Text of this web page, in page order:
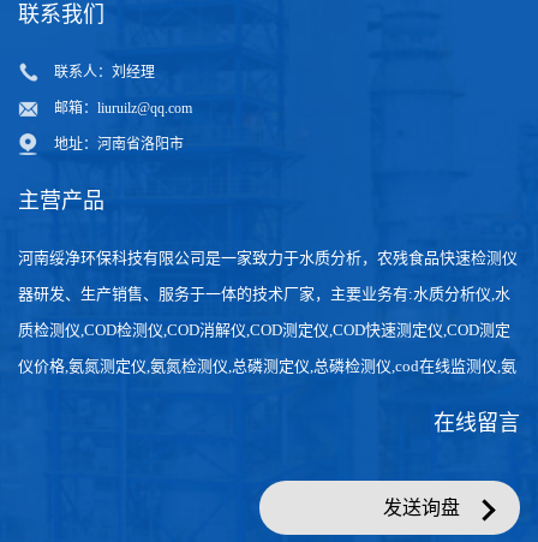
联系我们
联系人：刘经理
邮箱： liuruilz@qq.com
地址：河南省洛阳市
主营产品
河南绥净环保科技有限公司是一家致力于水质分析，农残食品快速检测仪
器研发、生产销售、服务于一体的技术厂家，主要业务有:水质分析仪,水
质检测仪,COD检测仪,COD消解仪,COD测定仪,COD快速测定仪,COD测定
仪价格,氨氮测定仪,氨氮检测仪,总磷测定仪,总磷检测仪,cod在线监测仪,氨
在线留言
发送询盘